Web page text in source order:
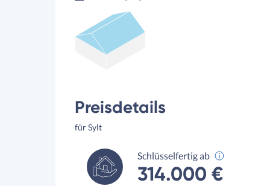
Preisdetails
für Sylt
Schlüsselfertig ab
314.000 €